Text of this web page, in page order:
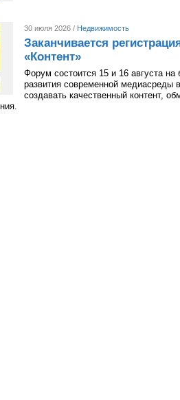
30 июля 2026 / Недвижимость
Заканчивается
«Контент»
Форум состоится 15 и 16 августа
развития современной медиасреды
создавать качественный контент,